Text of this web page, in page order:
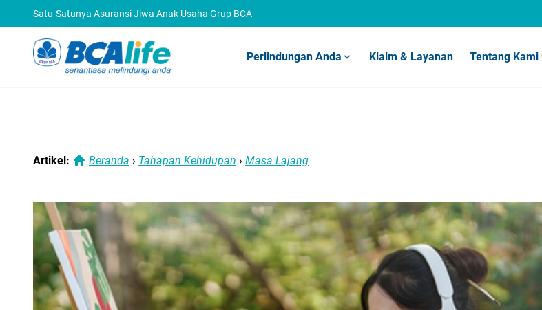
Satu-Satunya Asuransi Jiwa Anak Usaha Grup BCA
Perlindungan Anda Klaim & Layanan Tentang Kami
Artikel: Beranda › Tahapan Kehidupan › Masa Lajang